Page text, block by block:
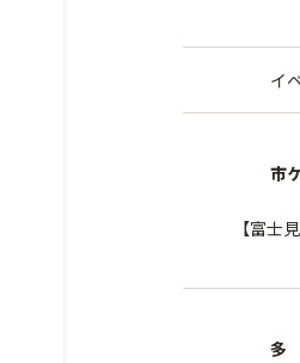
イ
市
【富士
多